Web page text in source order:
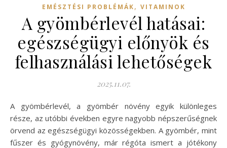
EMÉSZTÉSI PROBLÉMÁK, VITAMINOK
A gyömbérlevél hatásai:
egészségügyi előnyök és
felhasználási lehetőségek
2025.11.07.
A gyömbérlevél, a gyömbér növény egyik különleges
része, az utóbbi években egyre nagyobb népszerűségnek
örvend az egészségügyi közösségekben. A gyömbér, mint
fűszer és gyógynövény, már régóta ismert a jótékony